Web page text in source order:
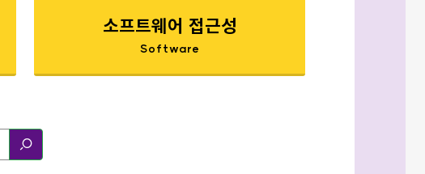
소프트웨어 접근성
Software